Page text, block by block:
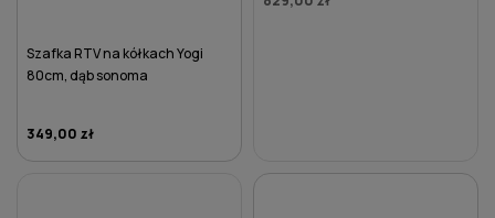
Szafka RTV na kółkach Yogi
80cm, dąb sonoma
349,00 zł